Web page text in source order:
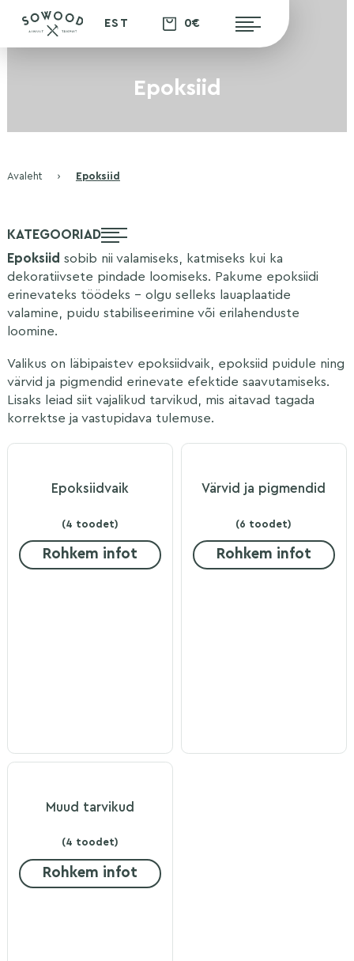
EST 0€
Epoksiid
Avaleht › Epoksiid
KATEGOORIAD
Epoksiid sobib nii valamiseks, katmiseks kui ka
dekoratiivsete pindade loomiseks. Pakume epoksiidi
erinevateks töödeks – olgu selleks lauaplaatide
valamine, puidu stabiliseerimine või erilahenduste
loomine.
Valikus on läbipaistev epoksiidvaik, epoksiid puidule ning
värvid ja pigmendid erinevate efektide saavutamiseks.
Lisaks leiad siit vajalikud tarvikud, mis aitavad tagada
korrektse ja vastupidava tulemuse.
Epoksiidvaik
(4 toodet)
Rohkem infot
Värvid ja pigmendid
(6 toodet)
Rohkem infot
Muud tarvikud
(4 toodet)
Rohkem infot